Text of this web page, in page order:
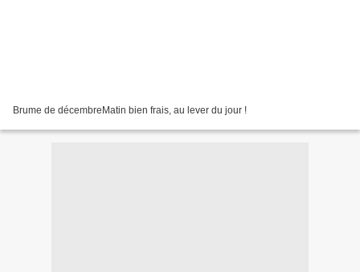
Brume de décembreMatin bien frais, au lever du jour !